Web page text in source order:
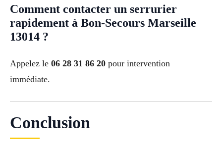
Comment contacter un serrurier
rapidement à Bon-Secours Marseille
13014 ?
Appelez le 06 28 31 86 20 pour intervention
immédiate.
Conclusion